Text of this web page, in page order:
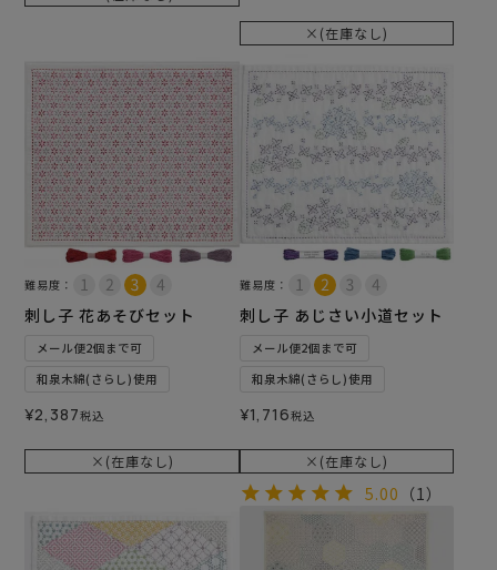
×(在庫なし)
難易度：
刺し子 花あそびセット
メール便2個まで可
和泉木綿(さらし)使用
¥2,387税込
×(在庫なし)
難易度：
刺し子 あじさい小道セット
メール便2個まで可
和泉木綿(さらし)使用
¥1,716税込
×(在庫なし)
5.00 （1）